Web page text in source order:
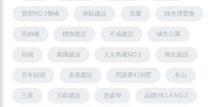
寶郡NO.3磐峰 保駿建設 宜蘭 綠色博覽會
田納曦 樸御建設 可成建設 城市公園
頭城 萬國建設 人文典藏NO.2 旭生建設
百年好閤 金葱建設 問渠夢幻別墅 冬山
三星 川群建設 悠森學 晶鑽VILLA NO.2